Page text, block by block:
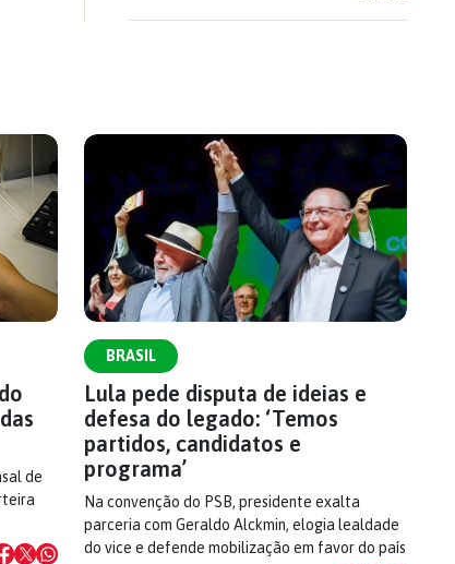
de
BRASIL
Lula pede disputa de ideias e
defesa do legado: ‘Temos
partidos, candidatos e
programa’
Na convenção do PSB, presidente exalta
parceria com Geraldo Alckmin, elogia lealdade
do vice e defende mobilização em favor do país